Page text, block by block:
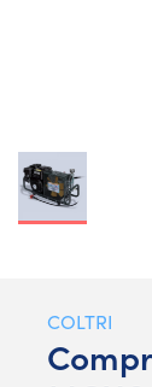
COLTRI